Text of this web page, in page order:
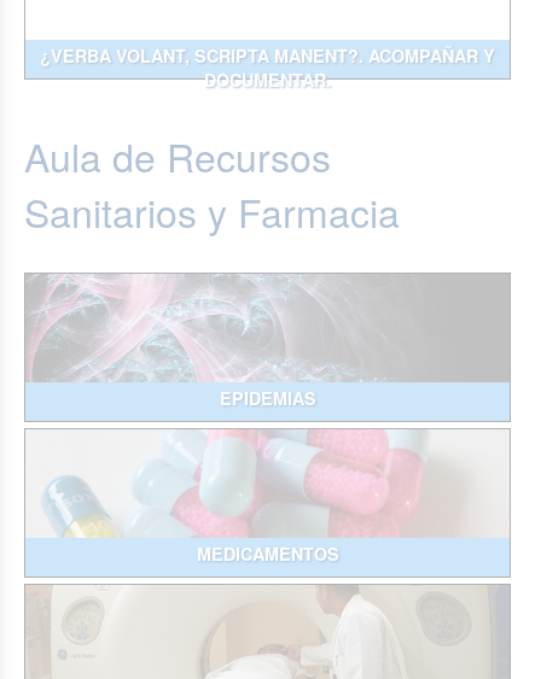
¿VERBA VOLANT, SCRIPTA MANENT?. ACOMPAÑAR Y
DOCUMENTAR.
Aula de Recursos
Sanitarios y Farmacia
EPIDEMIAS
MEDICAMENTOS